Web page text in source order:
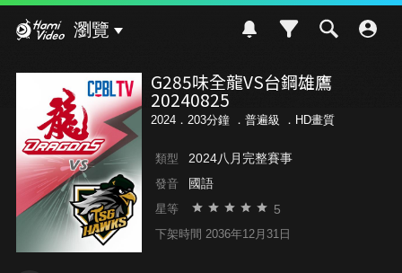
瀏覽
G285味全龍VS台鋼雄鷹
20240825
2024．203分鐘 ． 普遍級 ．HD畫質
類型 2024八月完整賽事
發音 國語
星等 5
下架時間 2036年12月31日